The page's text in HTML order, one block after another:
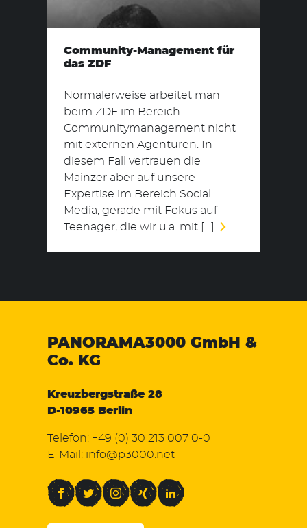
Community-Management für
das ZDF
Normalerweise arbeitet man
beim ZDF im Bereich
Communitymanagement nicht
mit externen Agenturen. In
diesem Fall vertrauen die
Mainzer aber auf unsere
Expertise im Bereich Social
Media, gerade mit Fokus auf
Teenager, die wir u.a. mit […]
PANORAMA3000 GmbH &
Co. KG
Kreuzbergstraße 28
D-10965 Berlin
Telefon: +49 (0) 30 213 007 0-0
E-Mail: info@p3000.net
FacebookTwitterInstagramXing LinkedIn